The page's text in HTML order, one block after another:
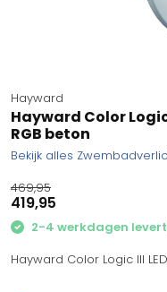
Hayward
Hayward Color
RGB beton
Bekijk alles
469,95
419,95
2-4 werkdagen
Hayward Color Logic III